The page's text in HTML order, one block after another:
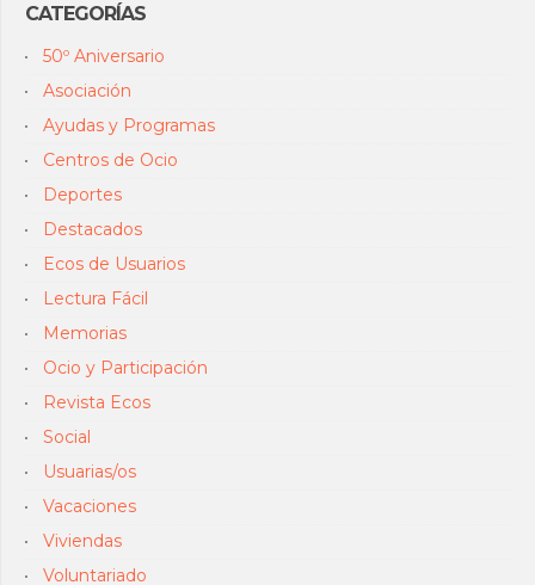
CATEGORÍAS
50º Aniversario
Asociación
Ayudas y Programas
Centros de Ocio
Deportes
Destacados
Ecos de Usuarios
Lectura Fácil
Memorias
Ocio y Participación
Revista Ecos
Social
Usuarias/os
Vacaciones
Viviendas
Voluntariado